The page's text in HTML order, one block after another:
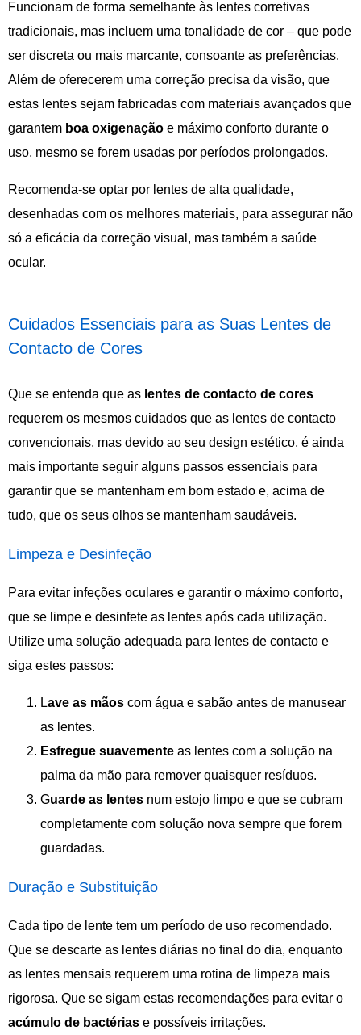
Funcionam de forma semelhante às lentes corretivas
tradicionais, mas incluem uma tonalidade de cor – que pode
ser discreta ou mais marcante, consoante as preferências.
Além de oferecerem uma correção precisa da visão, que
estas lentes sejam fabricadas com materiais avançados que
garantem boa oxigenação e máximo conforto durante o
uso, mesmo se forem usadas por períodos prolongados.
Recomenda-se optar por lentes de alta qualidade,
desenhadas com os melhores materiais, para assegurar não
só a eficácia da correção visual, mas também a saúde
ocular.
Cuidados Essenciais para as Suas Lentes de
Contacto de Cores
Que se entenda que as lentes de contacto de cores
requerem os mesmos cuidados que as lentes de contacto
convencionais, mas devido ao seu design estético, é ainda
mais importante seguir alguns passos essenciais para
garantir que se mantenham em bom estado e, acima de
tudo, que os seus olhos se mantenham saudáveis.
Limpeza e Desinfeção
Para evitar infeções oculares e garantir o máximo conforto,
que se limpe e desinfete as lentes após cada utilização.
Utilize uma solução adequada para lentes de contacto e
siga estes passos:
Lave as mãos com água e sabão antes de manusear
as lentes.
Esfregue suavemente as lentes com a solução na
palma da mão para remover quaisquer resíduos.
Guarde as lentes num estojo limpo e que se cubram
completamente com solução nova sempre que forem
guardadas.
Duração e Substituição
Cada tipo de lente tem um período de uso recomendado.
Que se descarte as lentes diárias no final do dia, enquanto
as lentes mensais requerem uma rotina de limpeza mais
rigorosa. Que se sigam estas recomendações para evitar o
acúmulo de bactérias e possíveis irritações.